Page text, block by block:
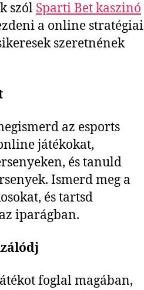
szól Sparti Bet kaszinó
a online stratégiai
szeretnének
az esports
játékokat,
és tanuld
Ismerd meg a
és tartsd
iparágban.
foglal magában,